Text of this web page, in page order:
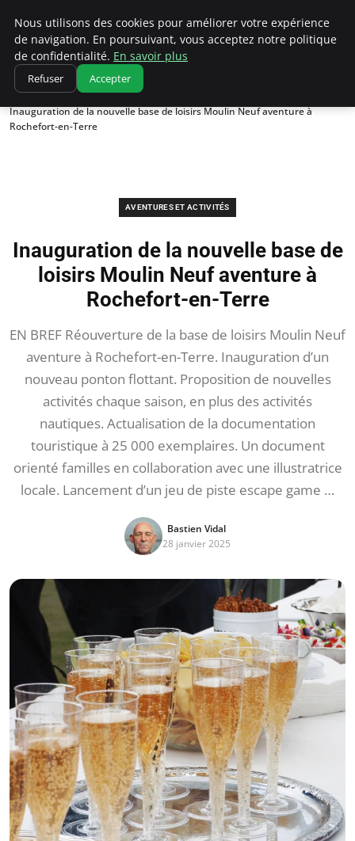
Correze Co
Accueil
Aventures et activités
Inauguration de la nouvelle base de loisirs Moulin Neuf aventure à
Rochefort-en-Terre
AVENTURES ET ACTIVITÉS
Inauguration de la nouvelle base de
loisirs Moulin Neuf aventure à
Rochefort-en-Terre
EN BREF Réouverture de la base de loisirs Moulin Neuf
aventure à Rochefort-en-Terre. Inauguration d’un
nouveau ponton flottant. Proposition de nouvelles
activités chaque saison, en plus des activités
nautiques. Actualisation de la documentation
touristique à 25 000 exemplaires. Un document
orienté familles en collaboration avec une illustratrice
locale. Lancement d’un jeu de piste escape game …
Bastien Vidal
28 janvier 2025
Nous utilisons des cookies pour améliorer votre expérience
de navigation. En poursuivant, vous acceptez notre politique
de confidentialité. En savoir plus
Refuser Accepter